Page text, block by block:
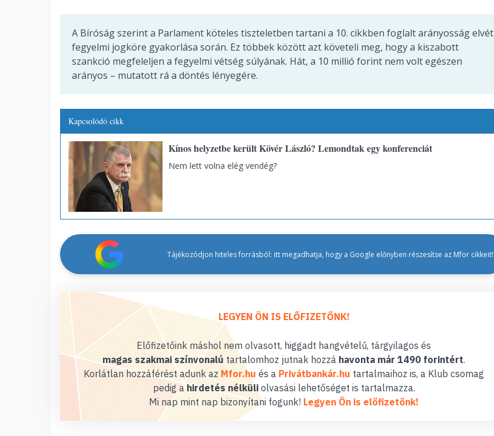
A Bíróság szerint a Parlament köteles tiszteletben tartani a 10. cikkben foglalt arányosság elvét
fegyelmi jogköre gyakorlása során. Ez többek között azt követeli meg, hogy a kiszabott
szankció megfeleljen a fegyelmi vétség súlyának. Hát, a 10 millió forint nem volt egészen
arányos – mutatott rá a döntés lényegére.
Kapcsolódó cikk
Kínos helyzetbe került Kövér László? Lemondtak egy konferenciát
Nem lett volna elég vendég?
Tájékozódjon hiteles forrásból: itt megadhatja, hogy a Google előnyben részesítse az Mfor cikkeit!
LEGYEN ÖN IS ELŐFIZETŐNK!
Előfizetőink máshol nem olvasott, higgadt hangvételű, tárgyilagos és
magas szakmai színvonalú tartalomhoz jutnak hozzá havonta már 1490 forintért.
Korlátlan hozzáférést adunk az Mfor.hu és a Privátbankár.hu tartalmaihoz is, a Klub csomag
pedig ahirdetés nélküliolvasási lehetőséget is tartalmazza.
Mi nap mint nap bizonyítani fogunk! Legyen Ön is előfizetőnk!